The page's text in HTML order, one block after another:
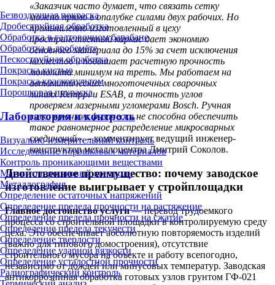
Безвоздушная покраска
Дробеструйная обработка
Обработка в галтовочном барабане
Обработка в дробемёте
Пескоструйная обработка
Покраска кистью
Покраска краскопультом
Порошковая покраска
Лаборатория и контроль
Визуально-измерительный контроль
Исследование порошковых материалов
Контроль проникающими веществами
Магнитопорошковый контроль
Металлография
Определение остаточных напряжений
Определение предела прочности на растяжение
Определение предела прочности на сжатие
Определение предела текучести
Определение твердости
Определение ударной вязкости
Определение усталостной прочности
Радиографический контроль
«Заказчик часто думает, что связать сетку
можно прямо в опалубке силами двух рабочих. Но
промышленно изготовленный в цеху
пространственный каркас дает экономию
основного материала до 15% за счет исключения
нахлестов и повышает расчетную прочность
монолита минимум на треть. Мы работаем на
автоматических многоточечных сварочных
линиях Kemppi и ESAB, а точность углов
проверяем лазерными угломерами Bosch. Ручная
вязка крючком физически не способна обеспечить
такое равномерное распределение микросварных
соединений».– комментирует ведущий инженер-
конструктор металлоцентра Дмитрий Соколов.
Двойственное преимущество: почему заводское
изготовление выигрывает у стройплощадки
Главное достоинство услуги— перевод трудоемкого
процесса со строительной площадки в контролируемую среду
цеха. Это обеспечивает абсолютную повторяемость изделий
(важно для типового домостроения), отсутствие
строительного мусора на объекте и работу всепогодно,
независимо от дождей или минусовых температур. Заводская
антикоррозийная обработка готовых узлов грунтом ГФ-021